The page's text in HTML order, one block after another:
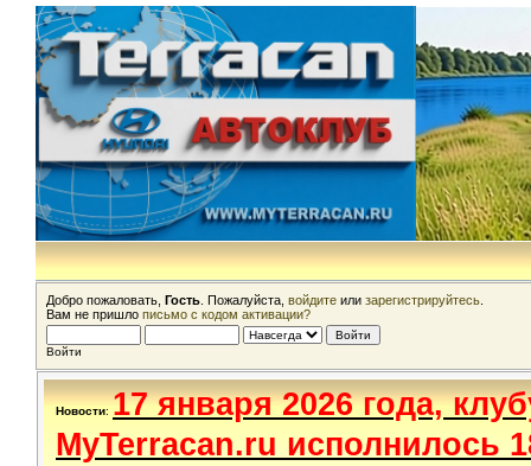
Добро пожаловать, Гость . Пожалуйста, войдите или зарегистрируйтесь
Вам не пришло письмо с кодом активации?
Войти
Новости: 17 января 2026 года,
MyTerracan.ru исполнилось